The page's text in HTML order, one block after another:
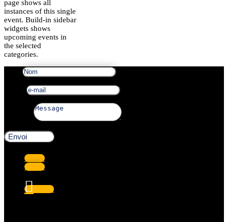
page shows all
instances of this single
event. Build-in sidebar
widgets shows
upcoming events in
the selected
categories.
Envoi
Suivre
Suivre
Suivre